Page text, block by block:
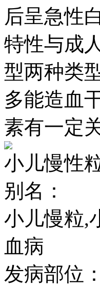
后呈急性
特性与成
型两种类
多能造血
素有一定
小儿慢性
别名：
小儿慢粒,
血病
发病部位：